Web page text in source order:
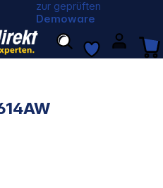
zur geprüften
Demoware